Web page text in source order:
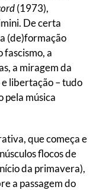
(1973),
De certa
(de)formação
fascismo, a
a miragem da
libertação – tudo
pela música
que começa e
flocos de
da primavera),
a passagem do